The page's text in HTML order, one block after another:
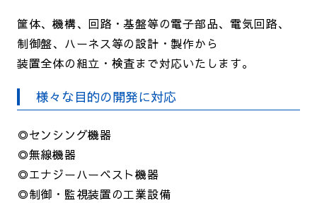
筐体、機構、回路・基盤等の電子部品、電気回路、
制御盤、ハーネス等の設計・製作から
装置全体の組立・検査まで対応いたします。
様々な目的の開発に対応
◎センシング機器
◎無線機器
◎エナジーハーベスト機器
◎制御・監視装置の工業設備